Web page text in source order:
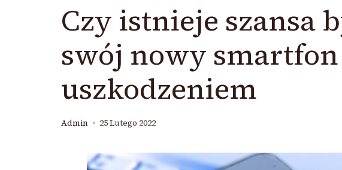
Czy istnieje szansa
swój nowy
uszkodzeniem
Admin 25 Lutego 2022